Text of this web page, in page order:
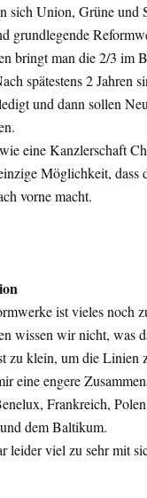
sich Union, Grüne und
grundlegende
bringt man die 2/3 im
spätestens 2 Jahren
und dann sollen
eine Kanzlerschaft
Möglichkeit, dass
vorne macht.
ist vieles noch
wissen wir nicht, was
zu klein, um die Linien
eine engere
Frankreich,
dem Baltikum.
leider viel zu sehr mit